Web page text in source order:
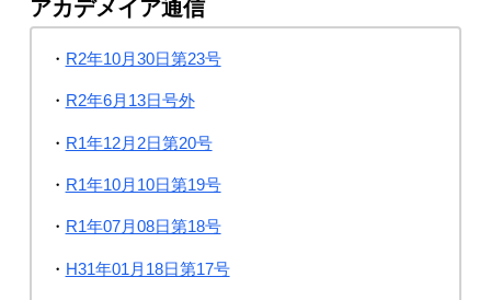
アカデメイア通信
・ R2年10月30日第23号
・ R2年6月13日号外
・ R1年12月2日第20号
・ R1年10月10日第19号
・ R1年07月08日第18号
・ H31年01月18日第17号